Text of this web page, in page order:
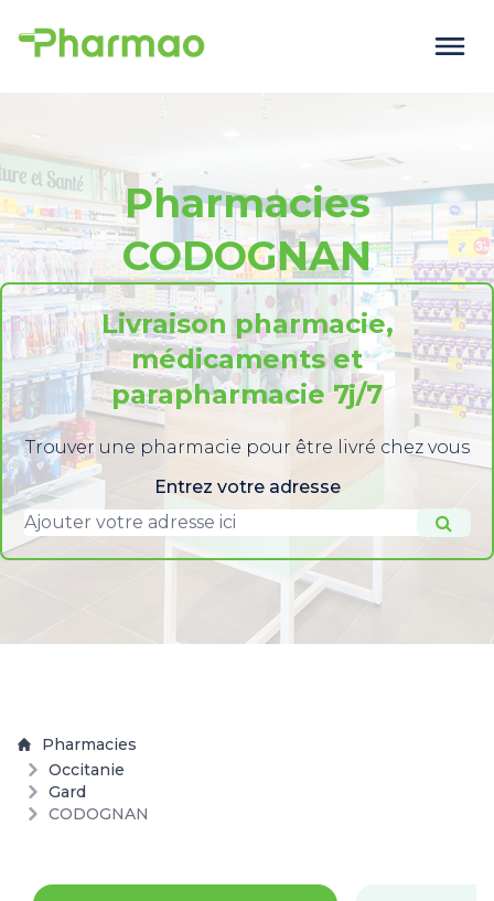
Pharmacies
CODOGNAN
Livraison pharmacie,
médicaments et
parapharmacie 7j/7
Trouver une pharmacie pour être livré chez vous
Entrez votre adresse
Pharmacies
Occitanie
Gard
CODOGNAN